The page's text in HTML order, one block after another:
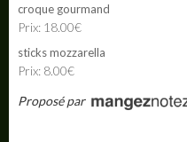
croque gourmand
Prix: 18.00€
sticks mozzarella
Prix: 8.00€
Proposé par